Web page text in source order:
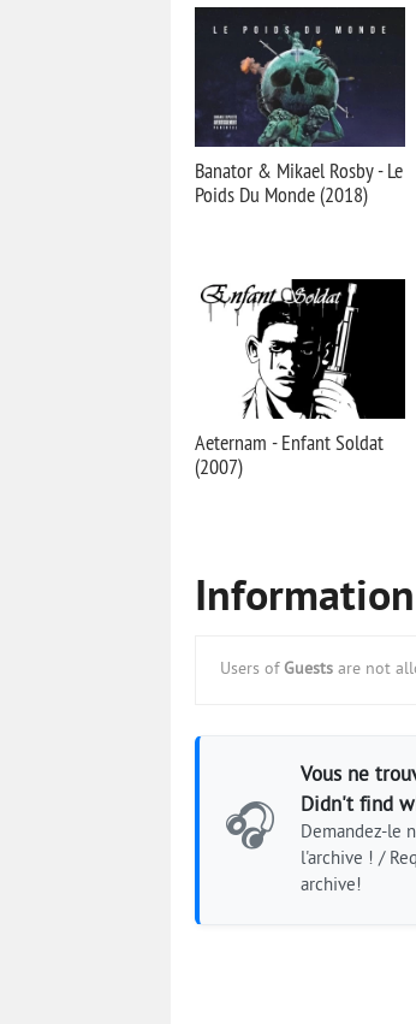
Banator & Mikael Rosby - Le
Poids Du Monde (2018)
Aeternam - Enfant Soldat
(2007)
Information
Users of Guests are not
🎧
Vous ne
Didn't find
Demandez-le
l'archive ! /
archive!